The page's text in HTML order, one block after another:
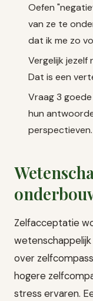
Oefen
van ze te
dat ik me zo
Vergelijk jezelf
Dat is een
Vraag 3
hun
perspectieven.
Zelfacceptatie
over
hogere
stress ervaren.